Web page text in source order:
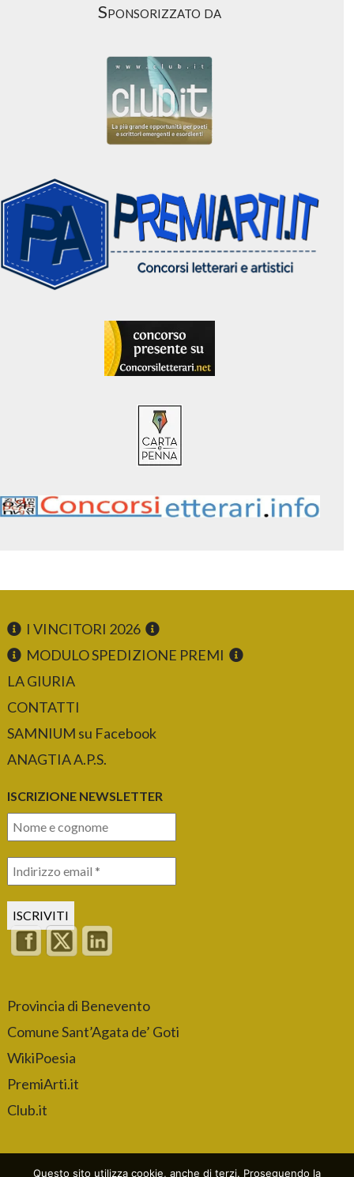
Sponsorizzato da
I VINCITORI 2026
MODULO SPEDIZIONE PREMI
LA GIURIA
CONTATTI
SAMNIUM su Facebook
ANAGTIA A.P.S.
ISCRIZIONE NEWSLETTER
Provincia di Benevento
Comune Sant’Agata de’ Goti
WikiPoesia
PremiArti.it
Club.it
Questo sito utilizza cookie, anche di terzi. Proseguendo la